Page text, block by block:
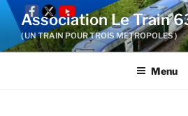
Aller
contenu
Association Le Train
( UN TRAIN POUR TROIS METROPOLES )
Menu